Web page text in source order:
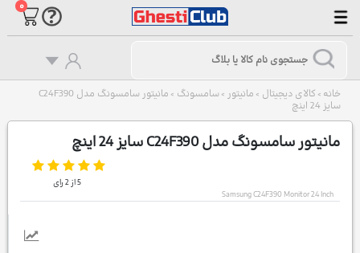
۰
خانه > کالای دیجیتال > مانیتور > سامسونگ >
مانیتور سامسونگ مدل C24F390
سایز 24 اینچ
مانیتور سامسونگ مدل C24F390 سایز 24 اینچ
5از2 رای
Samsung C24F390 Monitor 24 Inch